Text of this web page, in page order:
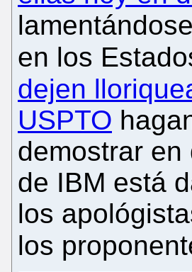
en los
dejen
USPTO
demostrar
de IBM está
los
los